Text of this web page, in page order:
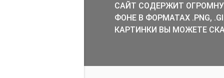
САЙТ СОДЕРЖИТ
ФОНЕ В ФОРМАТАХ .PNG,
КАРТИНКИ ВЫ МОЖЕТЕ